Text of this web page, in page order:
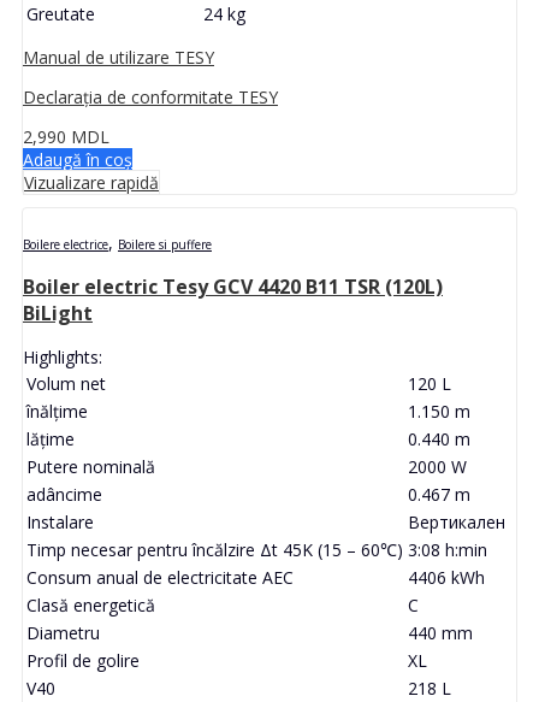
Greutate
24 kg
Manual de utilizare TESY
Declarația de conformitate TESY
2,990 MDL
Adaugă în coș
Vizualizare rapidă
Boilere electrice, Boilere si puffere
Boiler electric Tesy GCV 4420 B11 TSR (120L)
BiLight
Highlights:
Volum net
120 L
înălţime
1.150 m
lăţime
0.440 m
Putere nominală
2000 W
adâncime
0.467 m
Instalare
Вертикален
Timp necesar pentru încălzire Δt 45K (15 – 60℃) 3:08 h:min
Consum anual de electricitate AEC
4406 kWh
Clasă energetică
C
Diametru
440 mm
Profil de golire
XL
V40
218 L